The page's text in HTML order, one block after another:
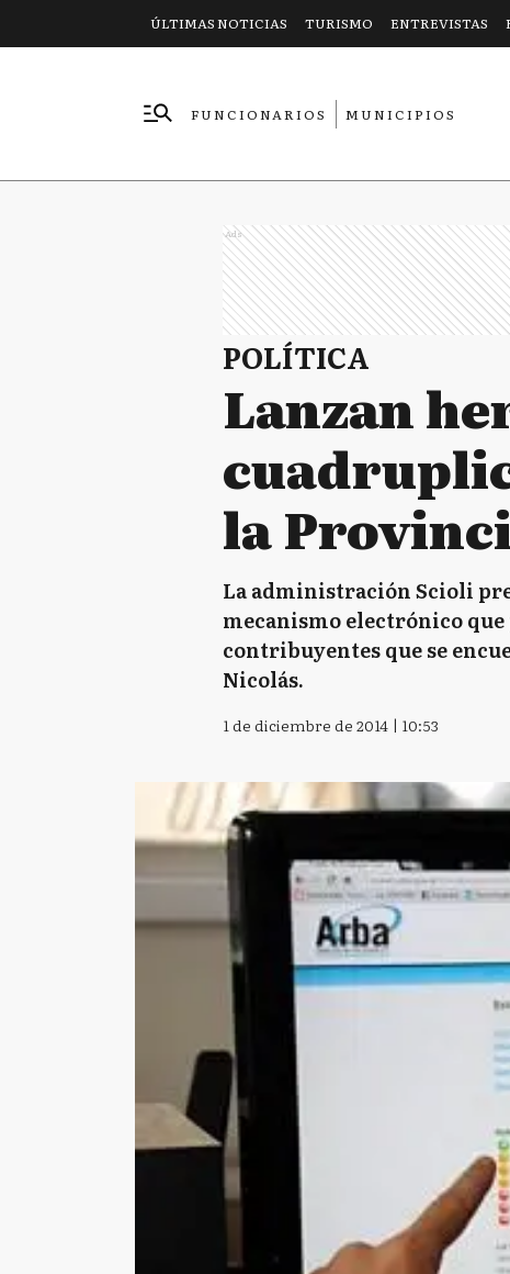
ÚLTIMAS NOTICIAS TURISMO ENTREVISTAS
FUNCIONARIOS
MUNICIPIOS
Ads
POLÍTICA
Lanzan
la
La administración Scioli
mecanismo electrónico
contribuyentes que se
Nicolás.
1 de diciembre de 2014 | 10:53